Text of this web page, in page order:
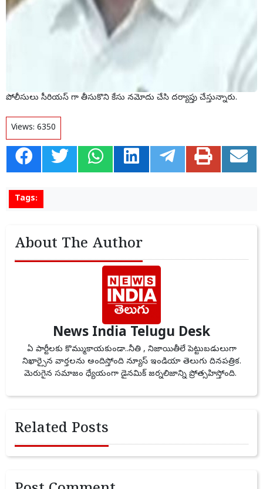
పోలీసులు సీరియస్ గా తీసుకొని కేసు నమోదు చేసి దర్యాప్తు చేస్తున్నారు.
Views: 6350
Tags:
About The Author
News India Telugu Desk
ఏ పార్టీలకు కొమ్ముకాయకుండా..నీతి , నిజాయితీలే పెట్టుబడులుగా
నిఖార్సైన వార్తలను అందిస్తోంది న్యూస్ ఇండియా తెలుగు దినపత్రిక.
మెరుగైన సమాజం ధ్యేయంగా డైనమిక్ జర్నలిజాన్ని ప్రోత్సహిస్తోంది.
Related Posts